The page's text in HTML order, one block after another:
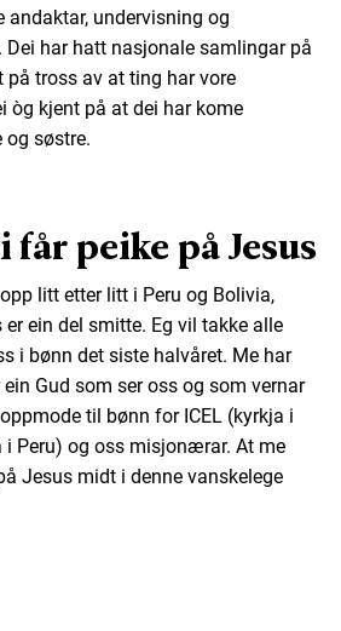
andaktar, undervisning og
Dei har hatt nasjonale samlingar på
på tross av at ting har vore
òg kjent på at dei har kome
søstre.
får peike på Jesus
litt etter litt i Peru og Bolivia,
ein del smitte. Eg vil takke alle
i bønn det siste halvåret. Me har
Gud som ser oss og som vernar
til bønn for ICEL (kyrkja i
i Peru) og oss misjonærar. At me
Jesus midt i denne vanskelege